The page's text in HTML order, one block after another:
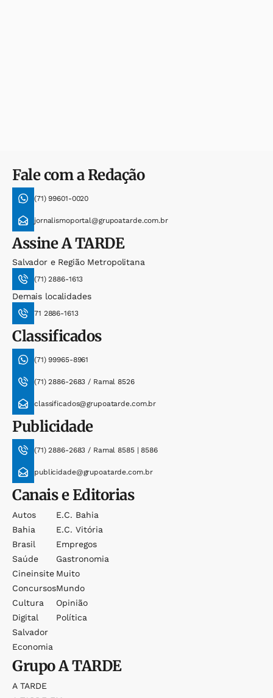
Fale com a Redação
(71) 99601-0020
jornalismoportal@grupoatarde.com.br
AssineA TARDE
Salvador e Região Metropolitana
(71) 2886-1613
Demais localidades
71 2886-1613
Classificados
(71) 99965-8961
(71) 2886-2683 / Ramal 8526
classificados@grupoatarde.com.br
Publicidade
(71) 2886-2683 / Ramal 8585 | 8586
publicidade@grupoatarde.com.br
Canais e Editorias
Autos
Bahia
Brasil
Saúde
Cineinsite
Concursos
Cultura
Digital
Salvador
Economia
E.c. Bahia
E.c. Vitória
Empregos
Gastronomia
Muito
Mundo
Opinião
Política
GrupoA TARDE
A TARDE